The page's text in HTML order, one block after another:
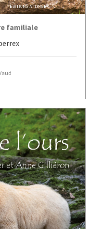
PANIER
familiale